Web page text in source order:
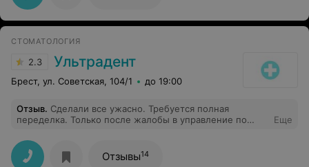
СТОМАТОЛОГИЯ
2.3 Ультрадент
Брест, ул. Советская, 104/1 до 19:00
Отзыв. Сделали все ужасно. Требуется полная
переделка. Только после жалобы в управление по
Еще
Отзывы14